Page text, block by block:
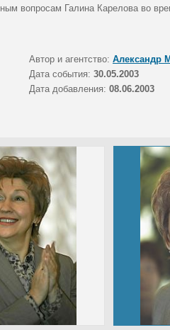
вопросам Галина Карелова во
Автор и агентство: Александр
Дата события: 30.05.2003
Дата добавления: 08.06.2003